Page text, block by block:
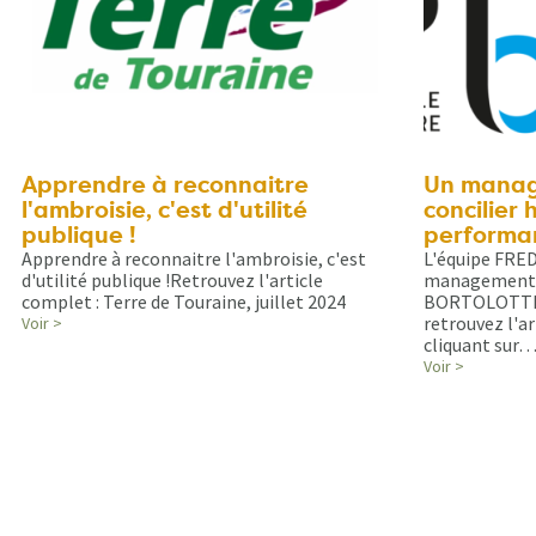
Apprendre à reconnaitre
l'ambroisie, c'est d'utilité
publique !
Apprendre à reconnaitre l'ambroisie, c'est
d'utilité publique !Retrouvez l'article
complet : Terre de Touraine, juillet 2024
Voir >
Un
concilier
L'équipe
retrouvez
cliquant sur…
Voir >